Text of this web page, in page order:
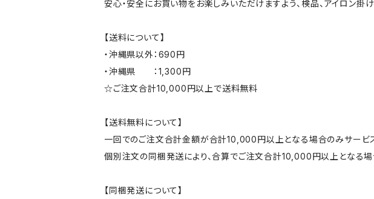
安心・安全にお買い物をお楽しみいただけますよう、検品、アイロン掛
【送料について】
・沖縄県以外：690円
・沖縄県 ：1,300円
☆ご注文合計10,000円以上で送料無料
【送料無料について】
一回でのご注文合計金額が合計10,000円以上となる場合のみサービ
個別注文の同梱発送により、合算でご注文合計10,000円以上となる場
【同梱発送について】